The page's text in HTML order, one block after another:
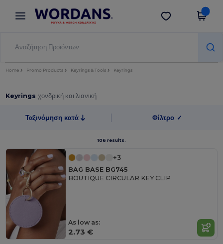
× Εφαρμογή Wordans
Καλύτερες τιμές στην εφαρμογή!
Λήψη app
Home Promo Products Keyrings & Tools Keyrings
Keyringsχονδρική και λιανική
Ταξινόμηση κατά Φίλτρο ✓
106 results.
+3
BAG BASE BG745
BOUTIQUE CIRCULAR KEY CLIP
As low as:
2.73 €